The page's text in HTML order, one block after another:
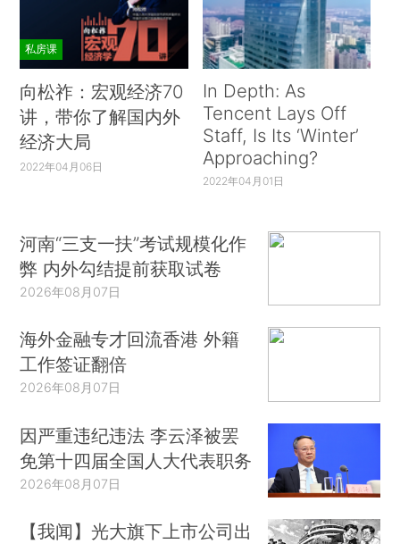
私房课
向松祚：宏观经济70
讲，带你了解国内外
经济大局
2022年04月06日
In Depth: As
Tencent Lays Off
Staff, Is Its ‘Winter’
Approaching?
2022年04月01日
河南“三支一扶”考试规模化作
弊 内外勾结提前获取试卷
2026年08月07日
海外金融专才回流香港 外籍
工作签证翻倍
2026年08月07日
因严重违纪违法 李云泽被罢
免第十四届全国人大代表职务
2026年08月07日
【我闻】光大旗下上市公司出